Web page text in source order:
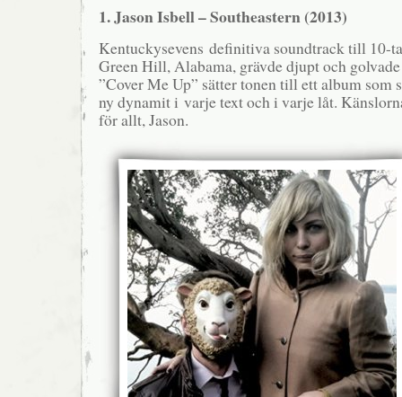
1. Jason Isbell ­­– Southeastern (2013)
Kentuckysevens definitiva soundtrack till 10-
Green Hill, Alabama, grävde djupt och
”Cover Me Up” sätter tonen till ett album som
ny dynamit i varje text och i varje låt.
för allt, Jason.